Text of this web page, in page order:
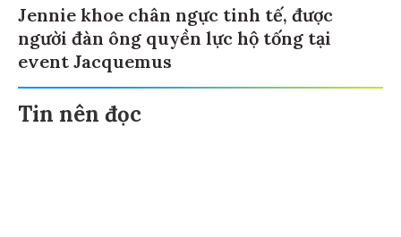
Jennie khoe chân ngực tinh tế, được
người đàn ông quyền lực hộ tống tại
event Jacquemus
Tin nên đọc